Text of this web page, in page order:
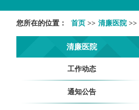
您所在的位置： 首页 >> 清廉医院>>
清廉医院
工作动态
通知公告